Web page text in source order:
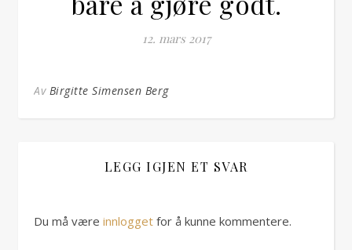
12. mars 2017
Av Birgitte Simensen Berg
LEGG IGJEN ET SVAR
Du må være innlogget for å kunne kommentere.